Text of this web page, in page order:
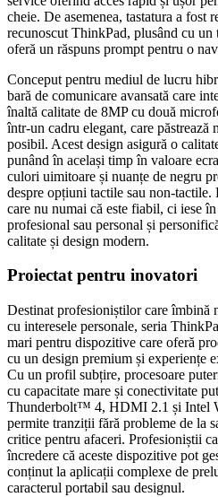
cheie. De asemenea, tastatura a fost
recunoscut ThinkPad, plusând cu un
oferă un răspuns prompt pentru o
Conceput pentru mediul de lucru
bară de comunicare avansată care
înaltă calitate de 8MP cu două
într-un cadru elegant, care păstrează
posibil. Acest design asigură o
punând în același timp în valoare
culori uimitoare și nuanțe de negru
despre opțiuni tactile sau non-
care nu numai că este fiabil, ci iese
profesional sau personal și
calitate și design modern.
Proiectat pentru inovatori
Destinat profesioniștilor care îmbină
cu interesele personale, seria
mari pentru dispozitive care oferă
cu un design premium și experiențe
Cu un profil subțire, procesoare
cu capacitate mare și conectivitate
Thunderbolt™ 4, HDMI 2.1 și Intel
permite tranziții fără probleme de la
critice pentru afaceri. Profesioniștii
încredere că aceste dispozitive pot
conținut la aplicații complexe de
caracterul portabil sau designul.